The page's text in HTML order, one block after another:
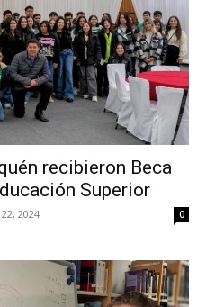
recibieron Beca
Superior
2024 0